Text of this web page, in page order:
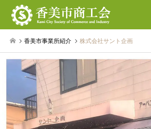
香美市事業所紹介 株式会社サント企画